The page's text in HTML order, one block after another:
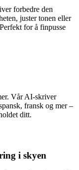
forbedre den
juster tonen eller
for å finpusse
Vår AI-skriver
fransk og mer –
ditt.
i skyen